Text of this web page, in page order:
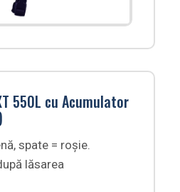
550L cu Acumulator
spate = roșie.
lăsarea